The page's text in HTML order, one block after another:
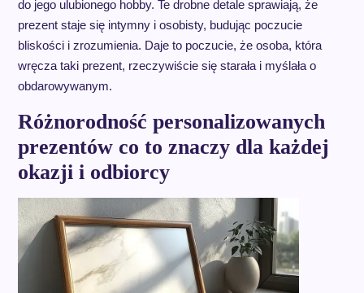
do jego ulubionego hobby. Te drobne detale sprawiają, że
prezent staje się intymny i osobisty, budując poczucie
bliskości i zrozumienia. Daje to poczucie, że osoba, która
wręcza taki prezent, rzeczywiście się starała i myślała o
obdarowywanym.
Różnorodność personalizowanych
prezentów co to znaczy dla każdej
okazji i odbiorcy